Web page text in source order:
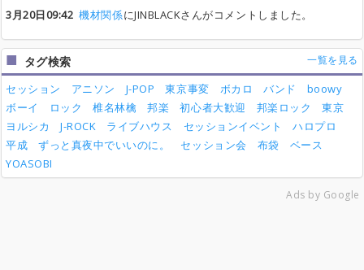
3月20日09:42 機材関係にJINBLACKさんがコメントしました。
タグ検索 一覧を見る
セッション アニソン J-POP 東京事変 ボカロ バンド
boowy
ボーイ
ロック 椎名林檎 邦楽 初心者大歓迎 邦楽ロック
東京
ヨルシカ
J-ROCK ライブハウス セッションイベント
ハロプロ
平成
ずっと真夜中でいいのに。 セッション会 布袋
ベース
YOASOBI
Ads by Google